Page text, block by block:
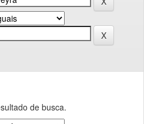
de busca.